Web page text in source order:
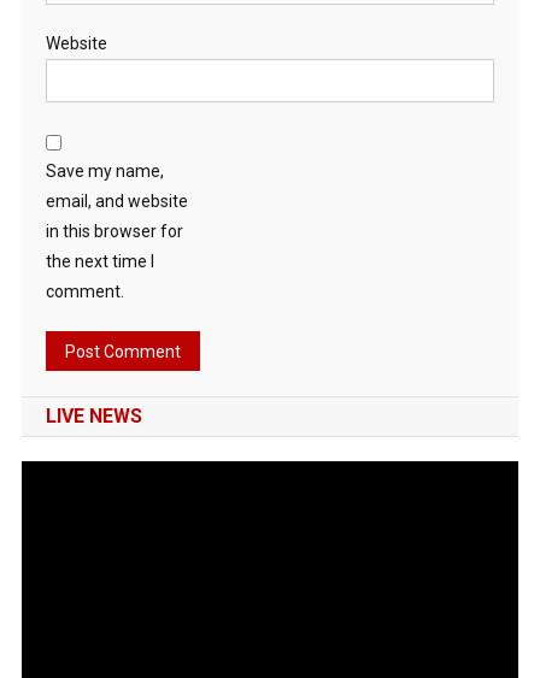
Website
Save my name,
email, and website
in this browser for
the next time I
comment.
LIVE NEWS